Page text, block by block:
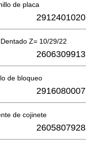
de placa
2912401020
Z= 10/29/22
2606309913
de bloqueo
2916080007
de cojinete
2605807928